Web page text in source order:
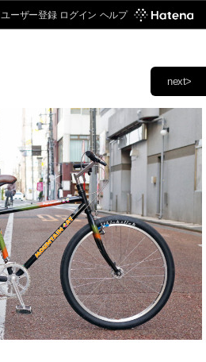
ユーザー登録 ログイン ヘルプ
next>